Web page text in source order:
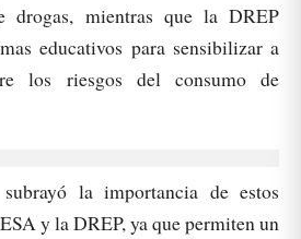
drogas, mientras que la DREP
educativos para sensibilizar a
los riesgos del consumo de
la importancia de estos
y la DREP, ya que permiten un